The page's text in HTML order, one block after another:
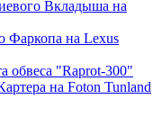
Вкладыша на
Фаркопа на Lexus
обвеса "Raprot-300"
на Foton Tunland